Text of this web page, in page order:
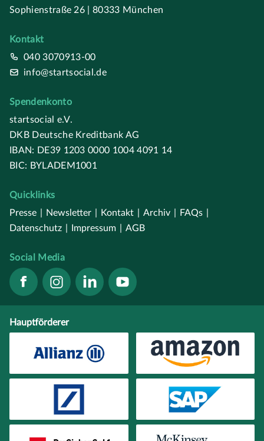
Sophienstraße 26 | 80333 München
Kontakt
040 3070913-00
info@startsocial.de
Spendenkonto
startsocial e.V.
DKB Deutsche Kreditbank AG
IBAN: DE39 1203 0000 1004 4091 14
BIC: BYLADEM1001
Quicklinks
Presse
Newsletter Kontakt Archiv FAQs
Datenschutz
Impressum AGB
Social Media
Hauptförderer